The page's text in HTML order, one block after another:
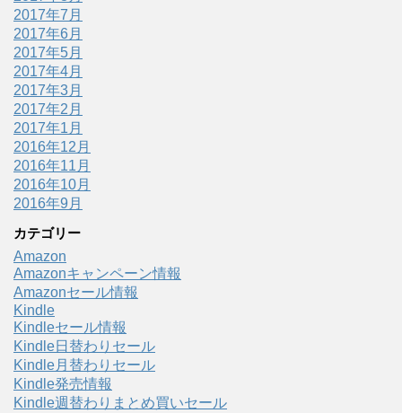
2017年7月
2017年6月
2017年5月
2017年4月
2017年3月
2017年2月
2017年1月
2016年12月
2016年11月
2016年10月
2016年9月
カテゴリー
Amazon
Amazonキャンペーン情報
Amazonセール情報
Kindle
Kindleセール情報
Kindle日替わりセール
Kindle月替わりセール
Kindle発売情報
Kindle週替わりまとめ買いセール